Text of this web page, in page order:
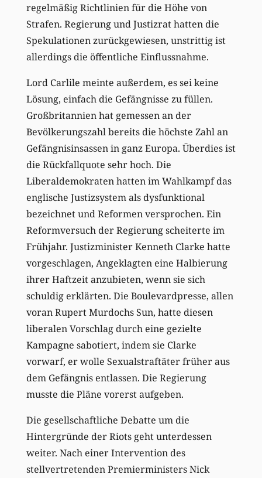
regelmäßig Richtlinien für die Höhe von
Strafen. Regierung und Justizrat hatten die
Spekulationen zurückgewiesen, unstrittig ist
allerdings die öffentliche Einflussnahme.
Lord Carlile meinte außerdem, es sei keine
Lösung, einfach die Gefängnisse zu füllen.
Großbritannien hat gemessen an der
Bevölkerungszahl bereits die höchste Zahl an
Gefängnisinsassen in ganz Europa. Überdies ist
die Rückfallquote sehr hoch. Die
Liberaldemokraten hatten im Wahlkampf das
englische Justizsystem als dysfunktional
bezeichnet und Reformen versprochen. Ein
Reformversuch der Regierung scheiterte im
Frühjahr. Justizminister Kenneth Clarke hatte
vorgeschlagen, Angeklagten eine Halbierung
ihrer Haftzeit anzubieten, wenn sie sich
schuldig erklärten. Die Boulevardpresse, allen
voran Rupert Murdochs Sun, hatte diesen
liberalen Vorschlag durch eine gezielte
Kampagne sabotiert, indem sie Clarke
vorwarf, er wolle Sexualstraftäter früher aus
dem Gefängnis entlassen. Die Regierung
musste die Pläne vorerst aufgeben.
Die gesellschaftliche Debatte um die
Hintergründe der Riots geht unterdessen
weiter. Nach einer Intervention des
stellvertretenden Premierministers Nick